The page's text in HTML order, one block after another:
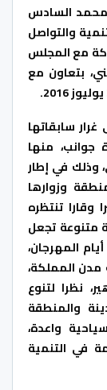
محمد السادس
والتواصل
بشراكة مع المجلس
بتعاون مع
سابقاتها
منها
وذلك في إطار
وزوارها
وقارا تنتظره
متنوعة تجعل
المهرجان،
المملكة،
نظرا لتنوع
والمنطقة
واعدة،
في التنمية